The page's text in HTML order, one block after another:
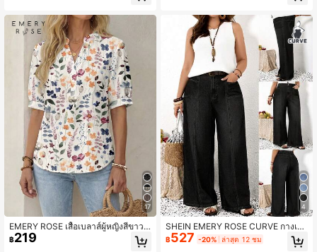
17
EMERY ROSE เสื้อเบลาส์ผู้หญิงสีขาวล
ายดอกไม้สไตล์โบโฮสำหรับฤดูร้อนและ
วันหยุดพักผ่อน,เสื้อท็อปพิมพ์ลายสีสันส
฿219
4
SHEIN EMERY ROSE CURVE กางเกง
ยีนส์เดนิมไซซ์ใหญ่สำหรับผู้หญิง ทรงห
ลวม มีกระเป๋า ปิดด้วยซิปและกระดุม
฿527 -20% ล่าสุด 12 ชม